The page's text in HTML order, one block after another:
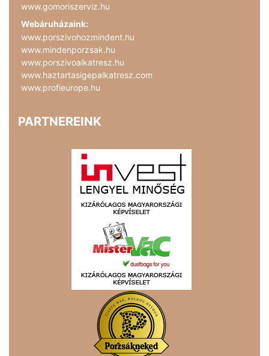
www.gomoriszerviz.hu
Webáruházaink:
www.porszivohozmindent.hu
www.mindenporzsak.hu
www.porszivoalkatresz.hu
www.haztartasigepalkatresz.com
www.profieurope.hu
PARTNEREINK